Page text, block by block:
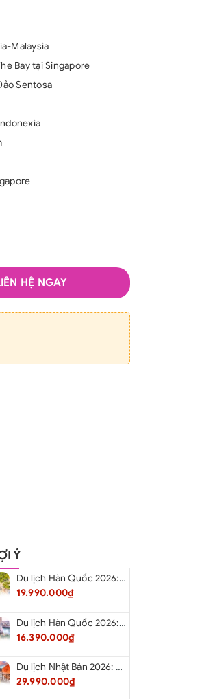
Malaysia
Bay tại Singapore
Sentosa
HỆ NGAY
Ý
Du lịch Hàn Quốc 2026: Hà Nội – Busan – Seoul – Starfiled – Lotte Worf
19.990.000₫
Du lịch Hàn Quốc 2026: Hà Nội – Lotte Word – Đảo Nami – Làng Cổ Hanok Bukchon
16.390.000₫
Du lịch Nhật Bản 2026: Niigata – Aizu – Nikko - Tokyo – Niigata từ Hà Nội
29.990.000₫